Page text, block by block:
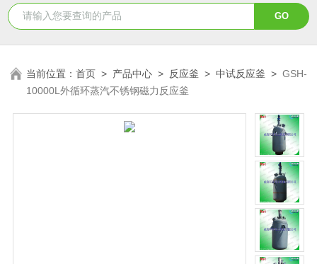
当前位置：首页 > 产品中心 > 反应釜 >中试反应釜 >GSH-
10000L外循环蒸汽不锈钢磁力反应釜